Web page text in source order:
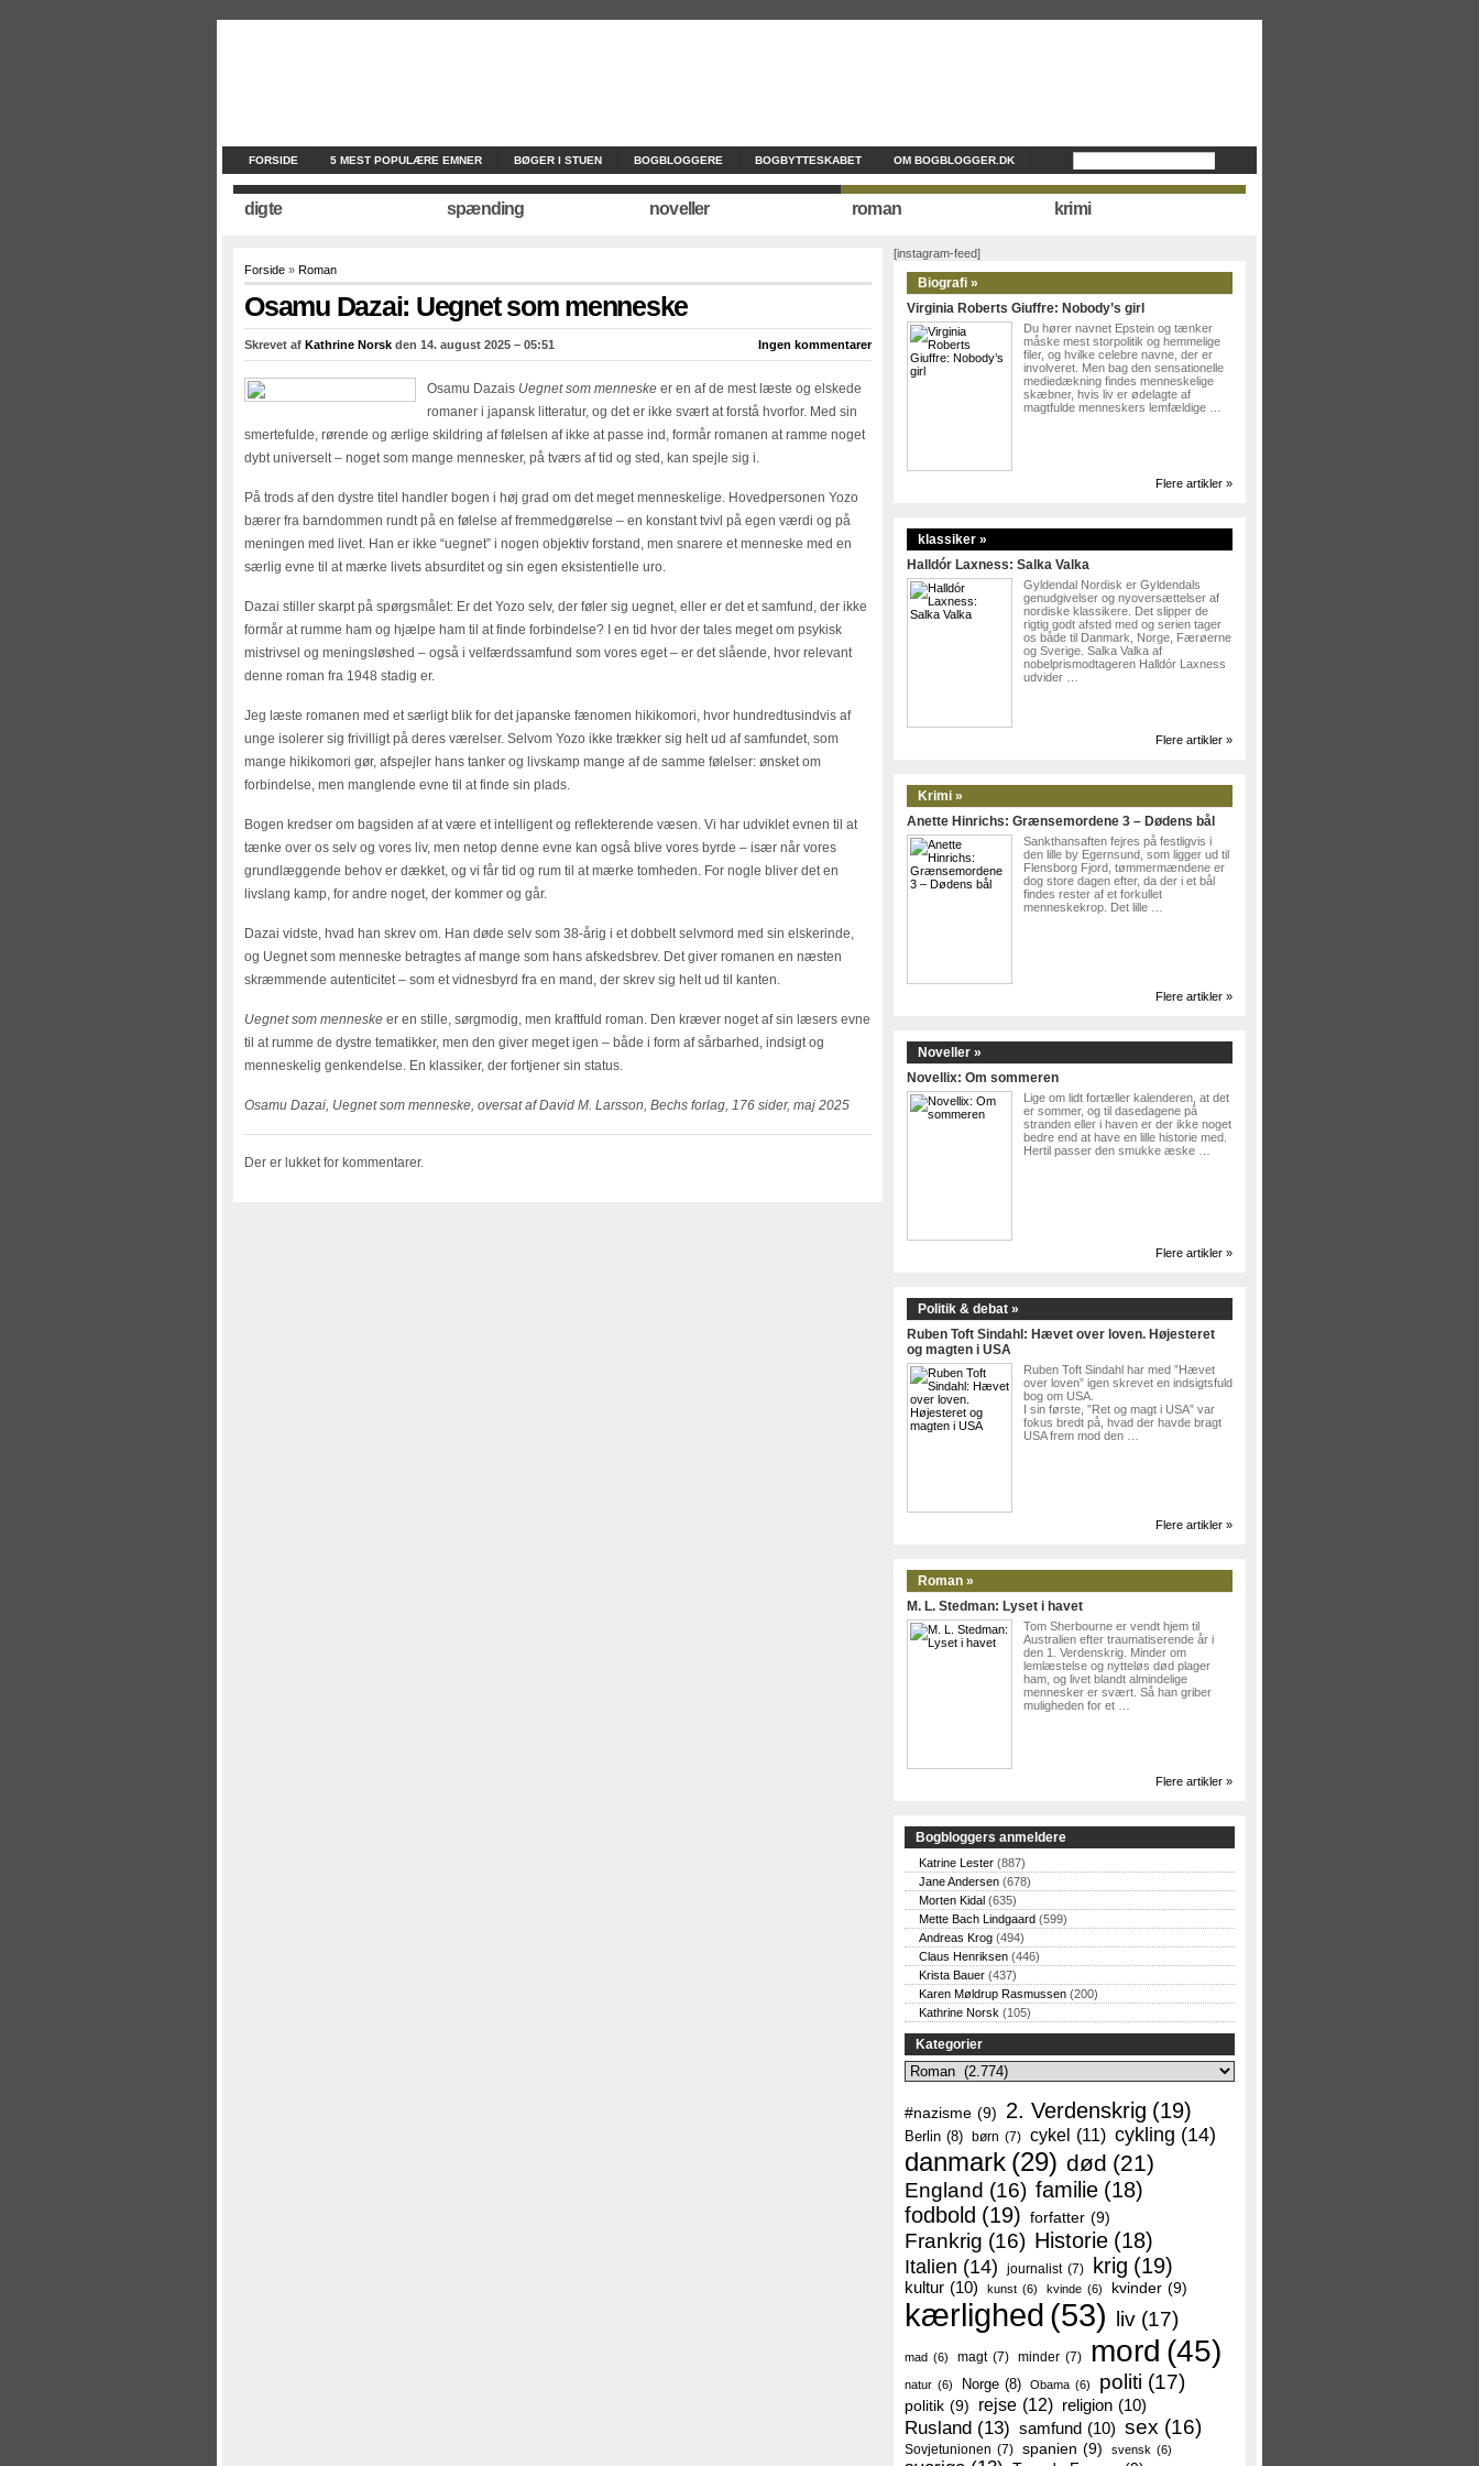
FORSIDE 5 MEST POPULÆRE EMNER BØGER I STUEN BOGBLOGGERE BOGBYTTESKABET OM BOGBLOGGER.DK
digte spænding noveller roman krimi
Forside » Roman
Osamu Dazai: Uegnet som menneske
Skrevet af Kathrine Norsk den 14. august 2025 – 05:51 Ingen kommentarer
Osamu Dazais Uegnet som menneske er en af de mest læste og elskede
romaner i japansk litteratur, og det er ikke svært at forstå hvorfor. Med sin
smertefulde, rørende og ærlige skildring af følelsen af ikke at passe ind, formår romanen at ramme noget
dybt universelt – noget som mange mennesker, på tværs af tid og sted, kan spejle sig i.
På trods af den dystre titel handler bogen i høj grad om det meget menneskelige. Hovedpersonen Yozo
bærer fra barndommen rundt på en følelse af fremmedgørelse – en konstant tvivl på egen værdi og på
meningen med livet. Han er ikke “uegnet” i nogen objektiv forstand, men snarere et menneske med en
særlig evne til at mærke livets absurditet og sin egen eksistentielle uro.
Dazai stiller skarpt på spørgsmålet: Er det Yozo selv, der føler sig uegnet, eller er det et samfund, der ikke
formår at rumme ham og hjælpe ham til at finde forbindelse? I en tid hvor der tales meget om psykisk
mistrivsel og meningsløshed – også i velfærdssamfund som vores eget – er det slående, hvor relevant
denne roman fra 1948 stadig er.
Jeg læste romanen med et særligt blik for det japanske fænomen hikikomori, hvor hundredtusindvis af
unge isolerer sig frivilligt på deres værelser. Selvom Yozo ikke trækker sig helt ud af samfundet, som
mange hikikomori gør, afspejler hans tanker og livskamp mange af de samme følelser: ønsket om
forbindelse, men manglende evne til at finde sin plads.
Bogen kredser om bagsiden af at være et intelligent og reflekterende væsen. Vi har udviklet evnen til at
tænke over os selv og vores liv, men netop denne evne kan også blive vores byrde – især når vores
grundlæggende behov er dækket, og vi får tid og rum til at mærke tomheden. For nogle bliver det en
livslang kamp, for andre noget, der kommer og går.
Dazai vidste, hvad han skrev om. Han døde selv som 38-årig i et dobbelt selvmord med sin elskerinde,
og Uegnet som menneske betragtes af mange som hans afskedsbrev. Det giver romanen en næsten
skræmmende autenticitet – som et vidnesbyrd fra en mand, der skrev sig helt ud til kanten.
Uegnet som menneske er en stille, sørgmodig, men kraftfuld roman. Den kræver noget af sin læsers evne
til at rumme de dystre tematikker, men den giver meget igen – både i form af sårbarhed, indsigt og
menneskelig genkendelse. En klassiker, der fortjener sin status.
Osamu Dazai, Uegnet som menneske, oversat af David M. Larsson, Bechs forlag, 176 sider, maj 2025
Der er lukket for kommentarer.
[instagram-feed]
Biografi »
Virginia Roberts Giuffre: Nobody’s girl
Du hører navnet Epstein og tænker
måske mest storpolitik og hemmelige
filer, og hvilke celebre navne, der er
involveret. Men bag den sensationelle
mediedækning findes menneskelige
skæbner, hvis liv er ødelagte af
magtfulde menneskers lemfældige …
Flere artikler »
klassiker »
Halldór Laxness: Salka Valka
Gyldendal Nordisk er Gyldendals
genudgivelser og nyoversættelser af
nordiske klassikere. Det slipper de
rigtig godt afsted med og serien tager
os både til Danmark, Norge, Færøerne
og Sverige. Salka Valka af
nobelprismodtageren Halldór Laxness
udvider …
Flere artikler »
Krimi »
Anette Hinrichs: Grænsemordene 3 – Dødens bål
Sankthansaften fejres på festligvis i
den lille by Egernsund, som ligger ud til
Flensborg Fjord, tømmermændene er
dog store dagen efter, da der i et bål
findes rester af et forkullet
menneskekrop. Det lille …
Flere artikler »
Noveller »
Novellix: Om sommeren
Lige om lidt fortæller kalenderen, at det
er sommer, og til dasedagene på
stranden eller i haven er der ikke noget
bedre end at have en lille historie med.
Hertil passer den smukke æske …
Flere artikler »
Politik & debat »
Ruben Toft Sindahl: Hævet over loven. Højesteret
og magten i USA
Ruben Toft Sindahl har med ”Hævet
over loven” igen skrevet en indsigtsfuld
bog om USA.
I sin første, ”Ret og magt i USA” var
fokus bredt på, hvad der havde bragt
USA frem mod den …
Flere artikler »
Roman »
M. L. Stedman: Lyset i havet
Tom Sherbourne er vendt hjem til
Australien efter traumatiserende år i
den 1. Verdenskrig. Minder om
lemlæstelse og nytteløs død plager
ham, og livet blandt almindelige
mennesker er svært. Så han griber
muligheden for et …
Flere artikler »
Bogbloggers anmeldere
Katrine Lester (887)
Jane Andersen (678)
Morten Kidal (635)
Mette Bach Lindgaard (599)
Andreas Krog (494)
Claus Henriksen (446)
Krista Bauer (437)
Karen Møldrup Rasmussen (200)
Kathrine Norsk (105)
Kategorier
Kategorier
#nazisme (9) 2. Verdenskrig (19)
Berlin (8) børn (7) cykel (11) cykling (14)
danmark (29) død (21)
England (16) familie (18)
fodbold (19) forfatter (9)
Frankrig (16) Historie (18)
Italien (14) journalist (7) krig (19)
kultur (10) kunst (6) kvinde (6) kvinder (9)
kærlighed (53) liv (17)
mad (6) magt (7) minder (7) mord (45)
natur (6) Norge (8) Obama (6) politi (17)
politik (9) rejse (12) religion (10)
Rusland (13) samfund (10) sex (16)
Sovjetunionen (7) spanien (9) svensk (6)